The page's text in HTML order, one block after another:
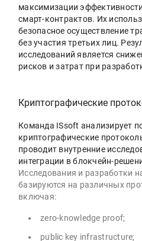
максимизации
смарт-контрактов. Их
безопасное осуществление
без участия третьих лиц.
исследований является
рисков и затрат при
Криптографические
Команда ISsoft анализирует
криптографические
проводит внутренние
интеграции в блокчейн-
Исследования и разработки
базируются на различных
включая:
zero-knowledge proof;
public key infrastructure;